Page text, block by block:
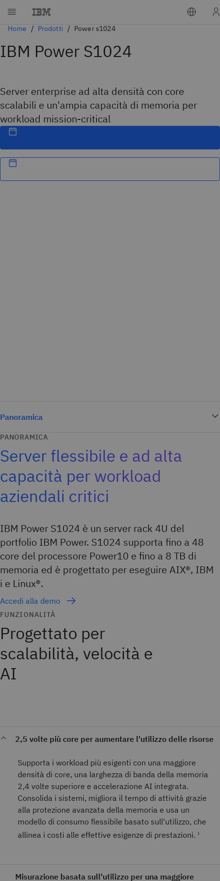
Home Prodotti Power s1024
IBM Power S1024
Server enterprise ad alta densità con core
scalabili e un'ampia capacità di memoria per
workload mission-critical
Panoramica
PANORAMICA
Server flessibile e ad alta
capacità per workload
aziendali critici
IBM Power S1024 è un server rack 4U del
portfolio IBM Power. S1024 supporta fino a 48
core del processore Power10 e fino a 8 TB di
memoria ed è progettato per eseguire AIX®, IBM
i e Linux®.
Accedi alla demo
FUNZIONALITÀ
Progettato per
scalabilità, velocità e
AI
2,5 volte più core per aumentare l'utilizzo delle risorse
Supporta i workload più esigenti con una maggiore
densità di core, una larghezza di banda della memoria
2,4 volte superiore e accelerazione AI integrata.
Consolida i sistemi, migliora il tempo di attività grazie
alla protezione avanzata della memoria e usa un
modello di consumo flessibile basato sull'utilizzo, che
allinea i costi alle effettive esigenze di prestazioni. 1
Misurazione basata sull'utilizzo per una maggiore